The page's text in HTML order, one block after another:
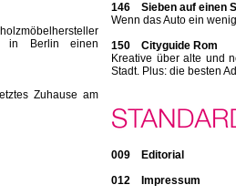
in Berlin einen
Zuhause am
146 Sieben auf einen
Wenn das Auto ein
150 Cityguide Rom
Kreative über alte und
Stadt. Plus: die besten
009 Editorial
012 Impressum